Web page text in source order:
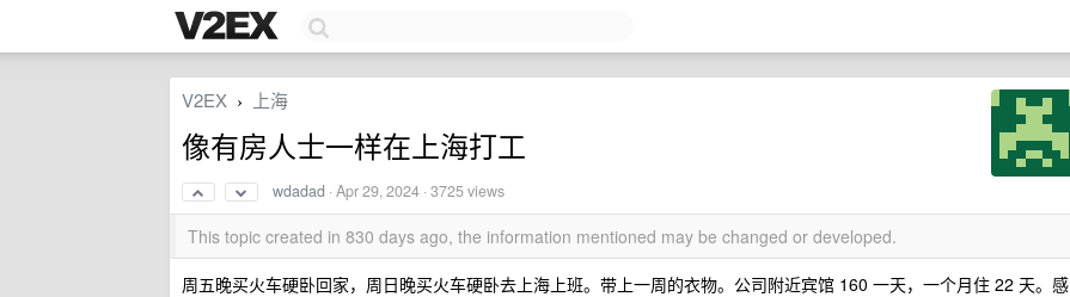
V2EX › 上海
像有房人士一样在上海打工
wdadad ·Apr 29, 2024 · 3725 views
This topic created in 830 days ago, the information mentioned may be changed or developed.
周五晚买火车硬卧回家，周日晚买火车硬卧去上海上班。带上一周的衣物。公司附近宾馆 160 一天，一个月住 22 天。感